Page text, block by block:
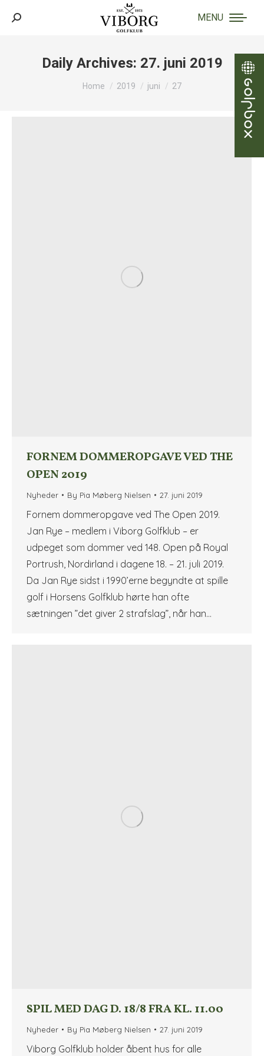
MENU
Search:
Daily Archives: 27. juni 2019
You are here:
Home 2019 juni 27
FORNEM DOMMEROPGAVE VED THE
OPEN 2019
Nyheder By Pia Møberg Nielsen 27. juni 2019
Fornem dommeropgave ved The Open 2019.
Jan Rye – medlem i Viborg Golfklub – er
udpeget som dommer ved 148. Open på Royal
Portrush, Nordirland i dagene 18. – 21. juli 2019.
Da Jan Rye sidst i 1990’erne begyndte at spille
golf i Horsens Golfklub hørte han ofte
sætningen ”det giver 2 strafslag”, når han…
SPIL MED DAG D. 18/8 FRA KL. 11.00
Nyheder By Pia Møberg Nielsen 27. juni 2019
Viborg Golfklub holder åbent hus for alle